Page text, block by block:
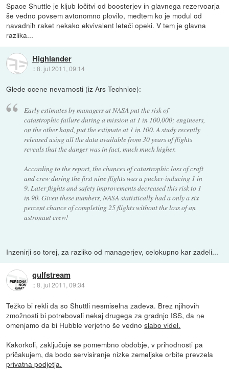
Space Shuttle je kljub ločitvi od boosterjev in glavnega rezervoarja
še vedno povsem avtonomno plovilo, medtem ko je modul od
navadnih raket nekako ekvivalent leteči opeki. V tem je glavna
razlika...
Highlander
::8. jul 2011, 09:14
Glede ocene nevarnosti (iz Ars Technice):
Early estimates by managers at NASA put the risk of
catastrophic failure during a mission at 1 in 100,000; engineers,
on the other hand, put the estimate at 1 in 100. A study recently
released using all the data available from 30 years of flights
reveals that the danger was in fact, much much higher.
According to the report, the chances of catastrophic loss of craft
and crew during the first nine flights was a pucker-inducing 1 in
9. Later flights and safety improvements decreased this risk to 1
in 90. Given these numbers, NASA statistically had a only a six
percent chance of completing 25 flights without the loss of an
astronaut crew!
Inzenirji so torej, za razliko od managerjev, celokupno kar zadeli...
gulfstream
::8. jul 2011, 09:34
Težko bi rekli da so Shuttli nesmiselna zadeva. Brez njihovih
zmožnosti bi potrebovali nekaj drugega za gradnjo ISS, da ne
omenjamo da bi Hubble verjetno še vednoslabo videl.
Kakorkoli, zaključuje se pomembno obdobje, v prihodnosti pa
pričakujem, da bodo servisiranje nizke zemeljske orbite prevzela
privatna podjetja.